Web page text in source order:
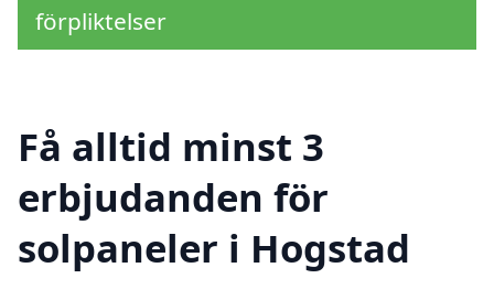
förpliktelser
Få alltid minst 3
erbjudanden för
solpaneler i Hogstad